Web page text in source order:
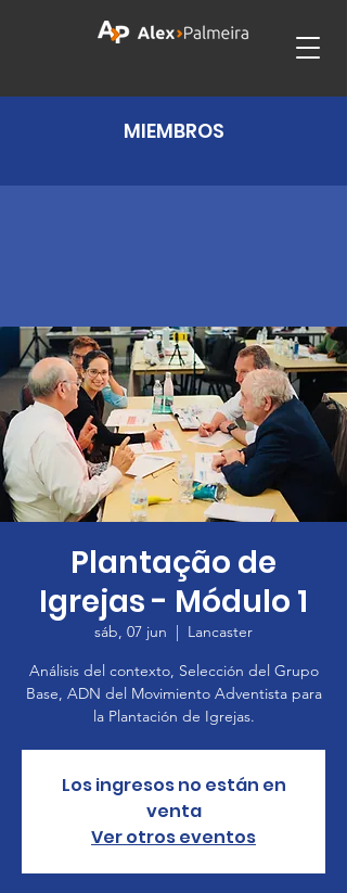
MIEMBROS
Plantação de
Igrejas - Módulo 1
sáb, 07 jun
  |
Lancaster
Análisis del contexto, Selección del Grupo
Base, ADN del Movimiento Adventista para
la Plantación de Igrejas.
Los ingresos no están en
venta
Ver otros eventos